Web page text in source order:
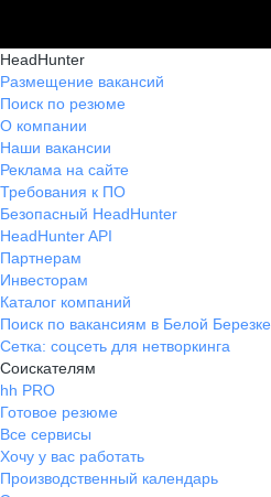
HeadHunter
Размещение вакансий
Поиск по резюме
О компании
Наши вакансии
Реклама на сайте
Требования к ПО
Безопасный HeadHunter
HeadHunter API
Партнерам
Инвесторам
Каталог компаний
Поиск по вакансиям в Белой Березке
Сетка: соцсеть для нетворкинга
Соискателям
hh PRO
Готовое резюме
Все сервисы
Хочу у вас работать
Производственный календарь